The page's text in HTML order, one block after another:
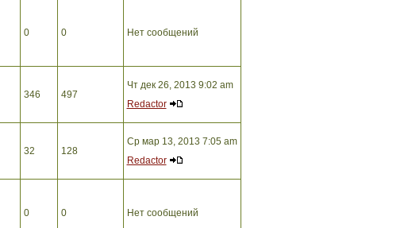
0 0 Нет сообщений
346 497
Чт дек 26, 2013 9:02 am
Redactor
32 128
Ср мар 13, 2013 7:05 am
Redactor
0 0 Нет сообщений